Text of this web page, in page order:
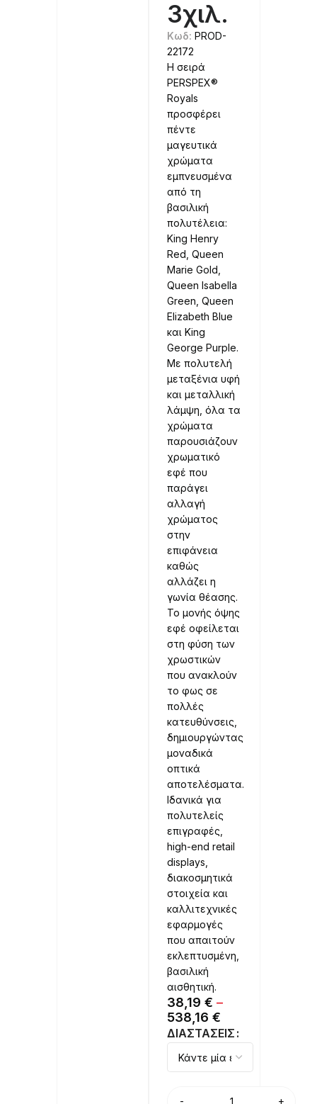
3χιλ.
Κωδ:PROD-
22172
Η σειρά
PERSPEX®
Royals
προσφέρει
πέντε
μαγευτικά
χρώματα
εμπνευσμένα
από τη
βασιλική
πολυτέλεια:
King Henry
Red, Queen
Marie Gold,
Queen Isabella
Green, Queen
Elizabeth Blue
και King
George Purple.
Με πολυτελή
μεταξένια υφή
και μεταλλική
λάμψη, όλα τα
χρώματα
παρουσιάζουν
χρωματικό
εφέ που
παράγει
αλλαγή
χρώματος
στην
επιφάνεια
καθώς
αλλάζει η
γωνία θέασης.
Το μονής όψης
εφέ οφείλεται
στη φύση των
χρωστικών
που ανακλούν
το φως σε
πολλές
κατευθύνσεις,
δημιουργώντας
μοναδικά
οπτικά
αποτελέσματα.
Ιδανικά για
πολυτελείς
επιγραφές,
high-end retail
displays,
διακοσμητικά
στοιχεία και
καλλιτεχνικές
εφαρμογές
που απαιτούν
εκλεπτυσμένη,
βασιλική
αισθητική.
38,19€ –
538,16€
ΔΙΑΣΤΆΣΕΙΣ
Alternative: